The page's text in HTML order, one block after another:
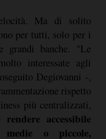
Ma di solito
per tutti, solo per i
banche. "Le
interessate agli
Degiovanni -,
rispetto
più centralizzati,
accessibile
medie o piccole,